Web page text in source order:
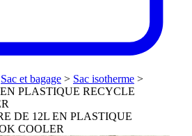
Sac et bagage > Sac isotherme >
PLASTIQUE RECYCLE
DE 12L EN PLASTIQUE
COOLER